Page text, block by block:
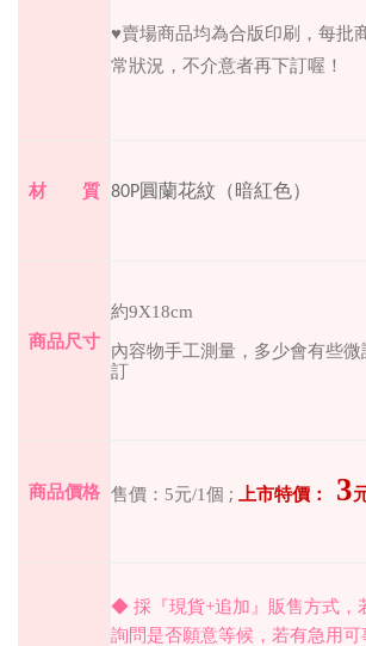
♥賣場商品均為合版印刷，每批
常狀況，不介意者再下訂喔！
材 質 80P圓蘭花紋（暗紅色）
商品尺寸
約9X18cm
內容物手工測量，多少會有些微
訂
商品價格 售價： 5元/1個 ; 上市特價： 3
◆ 採『現貨+追加』販售方式，
詢問是否願意等候，若有急用